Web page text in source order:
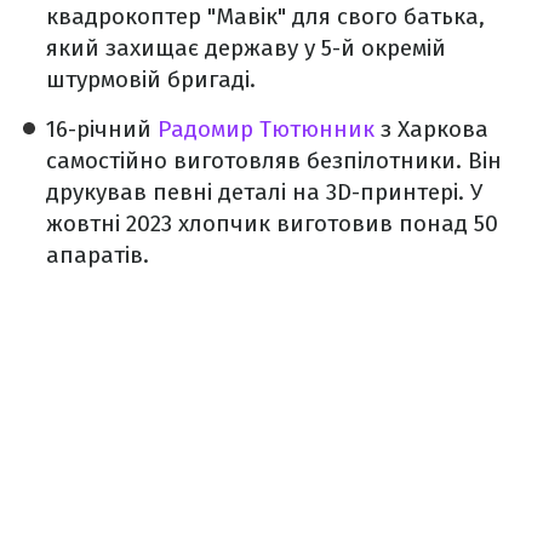
квадрокоптер "Мавік" для свого батька,
який захищає державу у 5-й окремій
штурмовій бригаді.
16-річний Радомир Тютюнник з Харкова
самостійно виготовляв безпілотники. Він
друкував певні деталі на 3D-принтері. У
жовтні 2023 хлопчик виготовив понад 50
апаратів.